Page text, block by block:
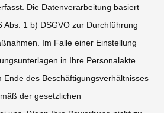
Die Datenverarbeitung basiert
Abs. 1 b) DSGVO zur Durchführung
Im Falle einer Einstellung
in Ihre Personalakte
Ende des Beschäftigungsverhältnisses
der gesetzlichen